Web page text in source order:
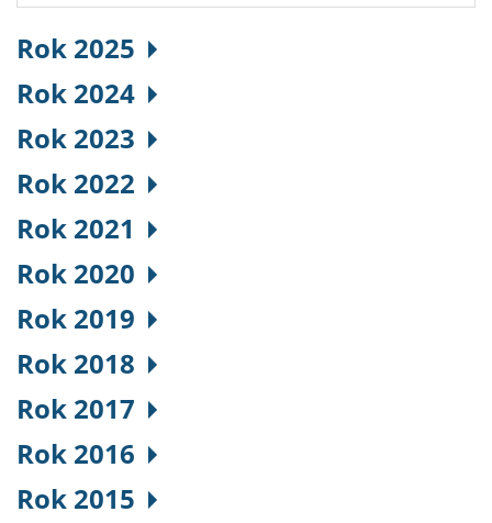
Rok 2025
Rok 2024
Rok 2023
Rok 2022
Rok 2021
Rok 2020
Rok 2019
Rok 2018
Rok 2017
Rok 2016
Rok 2015